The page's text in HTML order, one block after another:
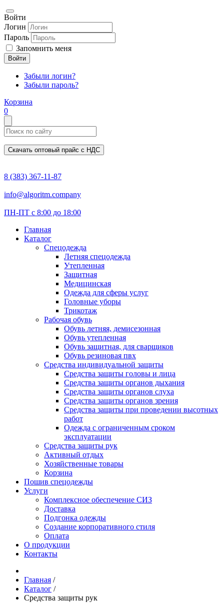
Войти
Логин
Пароль
Запомнить меня
Войти
Забыли логин?
Забыли пароль?
Корзина
0
Скачать оптовый прайс с НДС
8 (383) 367-11-87
info@algoritm.company
ПН-ПТ с 8:00 до 18:00
Главная
Каталог
Спецодежда
Летняя спецодежда
Утепленная
Защитная
Медицинская
Одежда для сферы услуг
Головные уборы
Трикотаж
Рабочая обувь
Обувь летняя, демисезонная
Обувь утепленная
Обувь защитная, для сварщиков
Обувь резиновая пвх
Средства индивидуальной защиты
Средства защиты головы и лица
Средства защиты органов дыхания
Средства защиты органов слуха
Средства защиты органов зрения
Средства защиты при проведении высотных
работ
Одежда с ограниченным сроком
эксплуатации
Средства защиты рук
Активный отдых
Хозяйственные товары
Корзина
Пошив спецодежды
Услуги
Комплексное обеспечение СИЗ
Доставка
Подгонка одежды
Создание корпоративного стиля
Оплата
О продукции
Контакты
Главная /
Каталог /
Средства защиты рук